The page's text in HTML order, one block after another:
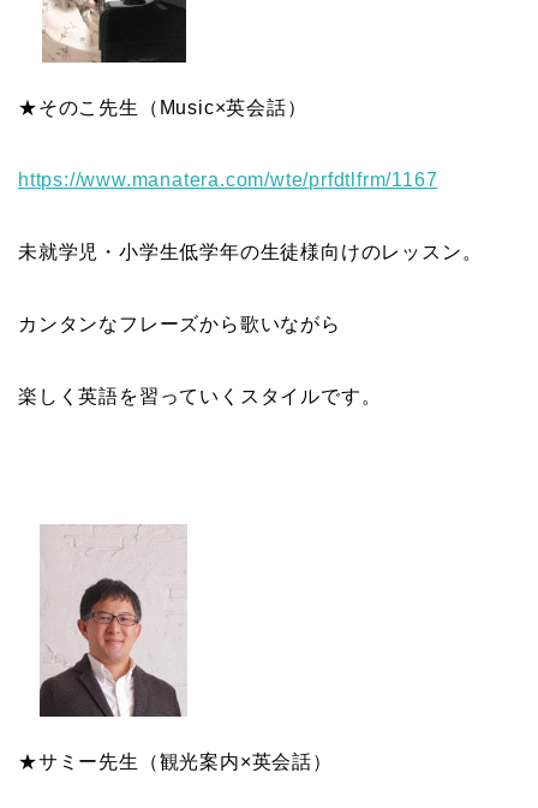
★そのこ先生（Music×英会話）
https://www.manatera.com/wte/prfdtlfrm/1167
未就学児・小学生低学年の生徒様向けのレッスン。
カンタンなフレーズから歌いながら
楽しく英語を習っていくスタイルです。
★サミー先生（観光案内×英会話）